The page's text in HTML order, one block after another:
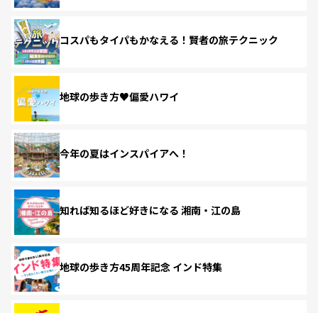
コスパもタイパもかなえる！賢者の旅テクニック
地球の歩き方♥偏愛ハワイ
今年の夏はインスパイアへ！
知れば知るほど好きになる 湘南・江の島
地球の歩き方45周年記念 インド特集